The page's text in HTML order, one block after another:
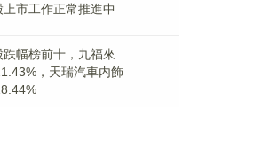
市工作正常推進中
跌幅榜前十，九福來
，天瑞汽車内飾